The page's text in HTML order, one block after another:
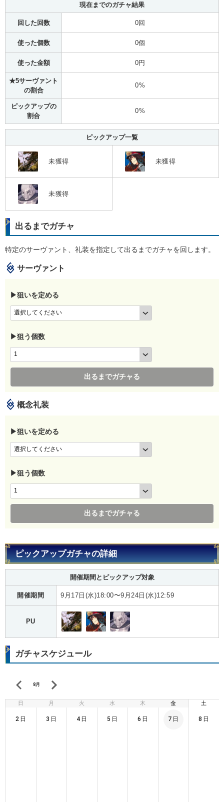
現在までのガチャ結果
回した回数 0回
使った個数 0個
使った金額 0円
★5サーヴァント
の割合
0%
ピックアップの
割合
0%
ピックアップ一覧
未獲得 未獲得
未獲得
出るまでガチャ
特定のサーヴァント、礼装を指定して出るまでガチャを回します。
サーヴァント
▶狙いを定める
▶狙う個数
出るまでガチャる
概念礼装
▶狙いを定める
▶狙う個数
出るまでガチャる
ピックアップガチャの詳細
開催期間とピックアップ対象
開催期間 9月17日(水)18:00〜9月24日(水)12:59
PU
ガチャスケジュール
8月
日 月 火 水 木 金 土
2日 3日 4日 5日 6日 7日 8日